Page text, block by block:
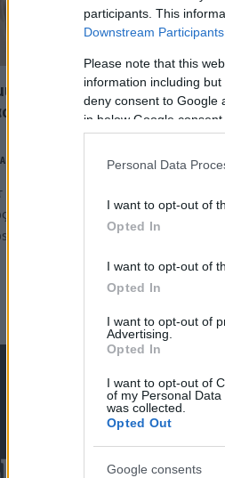
participants. This
Downstream Participants
Please note that this
information including
deny consent to Google
in below Google consent
Personal Data
I want to opt-out of
Opted In
I want to opt-out of
Opted In
I want to opt-out of
Advertising.
Opted In
I want to opt-out of
of my Personal
was collected.
Opted Out
Google consents
Ντόρναν:
της νέας ταινίας
νέας κινηματογραφικής
του The Lord of the Rings
προκαλώντας…